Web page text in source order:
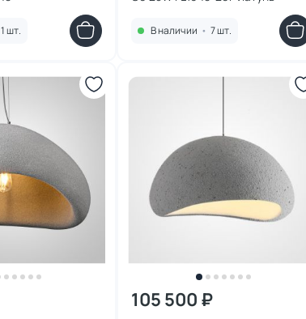
1 шт. В наличии • 7 шт.
105 500 ₽